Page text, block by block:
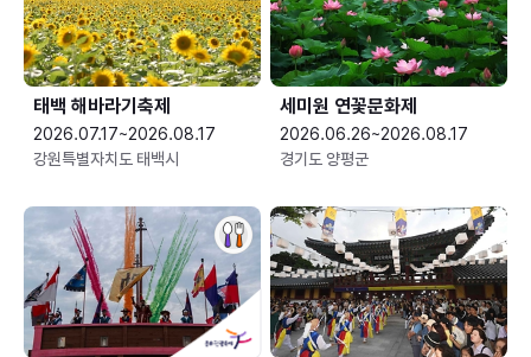
태백 해바라기축제
2026.07.17~2026.08.17
강원특별자치도 태백시
세미원 연꽃문화제
2026.06.26~2026.08.17
경기도 양평군